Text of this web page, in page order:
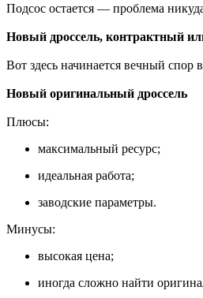
Подсос остается — проблема
Новый дроссель, контрактный
Вот здесь начинается вечный спор
Новый оригинальный дроссель
Плюсы:
максимальный ресурс;
идеальная работа;
заводские параметры.
Минусы:
высокая цена;
иногда сложно найти